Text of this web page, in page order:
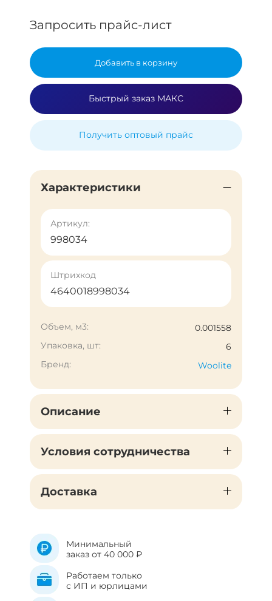
Запросить прайс-лист
Добавить в корзину
Быстрый заказ МАКС
Получить оптовый прайс
Характеристики
Артикул:
998034
Штрихкод
4640018998034
Объем, м3:
0.001558
Упаковка, шт:
6
Бренд:
Woolite
Описание
Условия сотрудничества
Доставка
Минимальный
заказ от 40 000 ₽
Работаем только
с ИП и юрлицами